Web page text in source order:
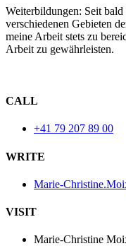
Weiterbildungen: Seit
verschiedenen Gebieten
meine Arbeit stets zu
Arbeit zu gewährleisten.
CALL
+41 79 207 89 00
WRITE
Marie-
VISIT
Marie-Christine